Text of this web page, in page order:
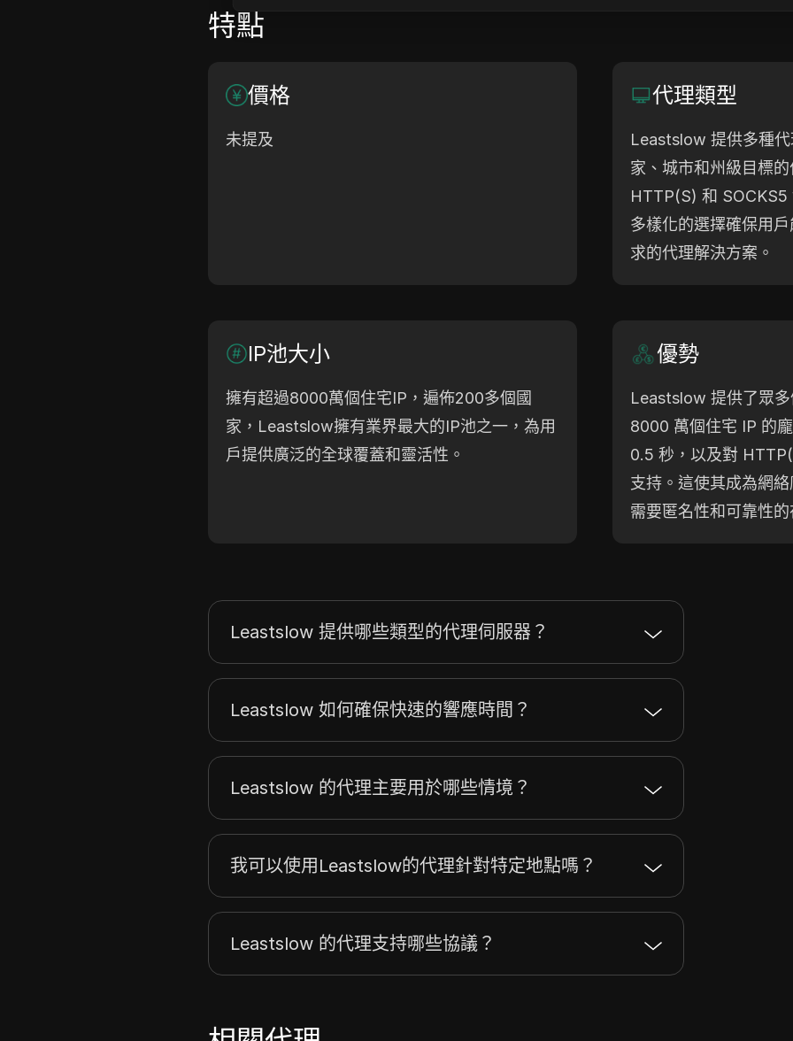
特點
價格
未提及
代理類型
Leastslow 提供多種
家、城市和州級目標
HTTP(S) 和 SOCKS5
多樣化的選擇確保用
求的代理解決方案。
IP池大小
擁有超過8000萬個住宅IP，遍佈200多個國
家，Leastslow擁有業界最大的IP池之一，為用
戶提供廣泛的全球覆蓋和靈活性。
優勢
Leastslow 提供了眾
8000 萬個住宅 IP 的
0.5 秒，以及對
支持。這使其成為網
需要匿名性和可靠性
Leastslow 提供哪些類型的代理伺服器？
Leastslow 如何確保快速的響應時間？
Leastslow 的代理主要用於哪些情境？
我可以使用Leastslow的代理針對特定地點嗎？
Leastslow 的代理支持哪些協議？